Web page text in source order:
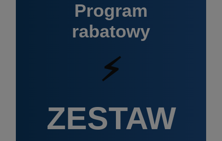
Program
rabatowy
⚡
ZESTAW